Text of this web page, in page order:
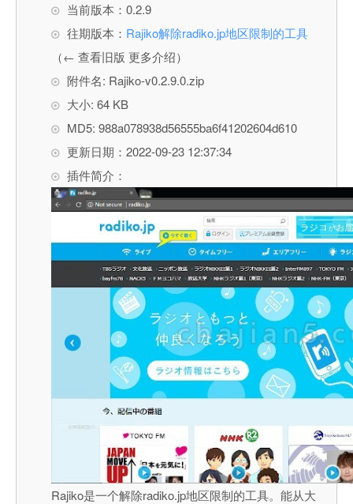
当前版本：0.2.9
往期版本： Rajiko解除radiko.jp地区限制的工具
（← 查看旧版 更多介绍）
附件名: Rajiko-v0.2.9.0.zip
大小: 64 KB
MD5: 988a078938d56555ba6f41202604d610
更新日期：2022-09-23 12:37:34
插件简介：
Rajiko是一个解除radiko.jp地区限制的工具。能从大